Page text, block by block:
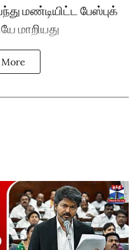
மண்டியிட்ட பேஸ்புக்
மாறியது
More